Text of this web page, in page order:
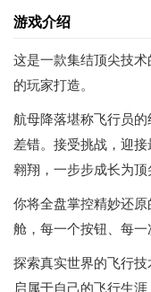
游戏介绍
这是一款集结顶尖技术
的玩家打造。
航母降落堪称飞行员
差错。接受挑战，迎
翱翔，一步步成长为顶
你将全盘掌控精妙还
舱，每一个按钮、每一
探索真实世界的飞行
启属于自己的飞行生涯